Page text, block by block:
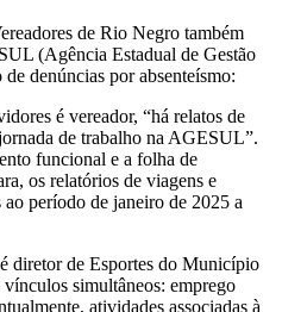
de Rio Negro também
(Agência Estadual de Gestão
denúncias por absenteísmo:
é vereador, “há relatos de
de trabalho na AGESUL”.
funcional e a folha de
os relatórios de viagens e
ao período de janeiro de 2025 a
diretor de Esportes do Município
simultâneos: emprego
atividades associadas à